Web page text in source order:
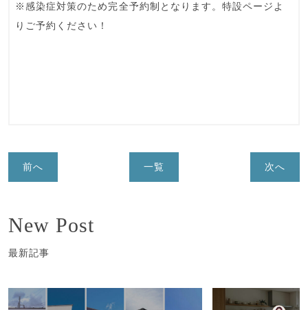
※感染症対策のため完全予約制となります。特設ページよ
りご予約ください！
前へ 一覧 次へ
New Post
最新記事